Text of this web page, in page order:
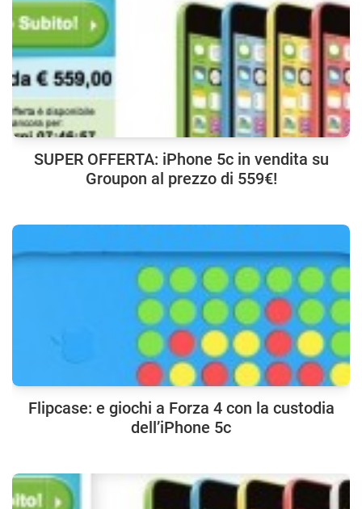
SUPER OFFERTA: iPhone 5c in vendita su
Groupon al prezzo di 559€!
Flipcase: e giochi a Forza 4 con la custodia
dell’iPhone 5c